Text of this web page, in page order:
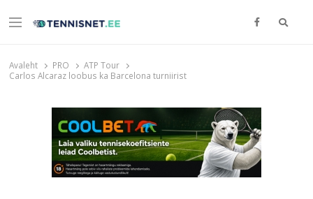
Menu Otsi
Avaleht PRO
ATP Tour
Carlos Alcaraz loobus ka Barcelona turniirist